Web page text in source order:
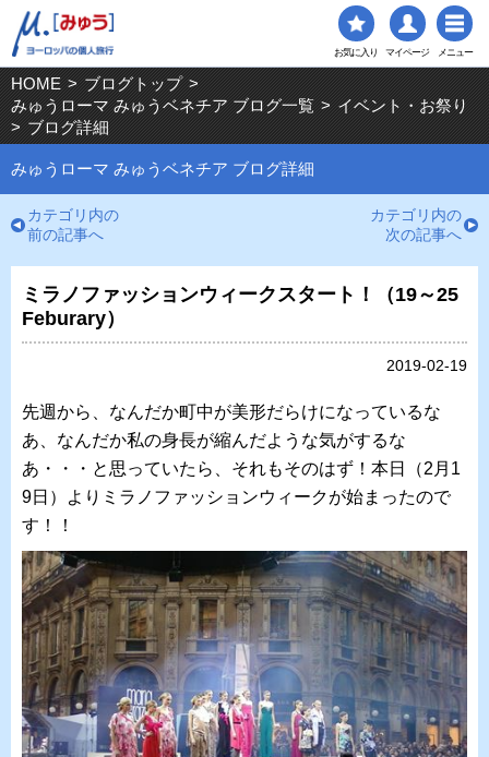
お気に入り マイページ メニュー
HOME > ブログトップ >
みゅうローマ みゅうベネチア ブログ一覧 > イベント・お祭り
> ブログ詳細
みゅうローマ みゅうベネチア ブログ詳細
カテゴリ内の
前の記事へ
カテゴリ内の
次の記事へ
ミラノファッションウィークスタート！（19～25
Feburary）
2019-02-19
先週から、なんだか町中が美形だらけになっているな
あ、なんだか私の身長が縮んだような気がするな
あ・・・と思っていたら、それもそのはず！本日（2月1
9日）よりミラノファッションウィークが始まったので
す！！